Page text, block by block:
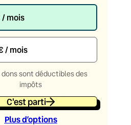
/ mois
/ mois
dons sont déductibles des
impôts
C'est parti
Plus d’options